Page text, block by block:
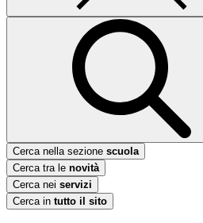
Cerca nella sezione scuola
Cerca tra le novità
Cerca nei servizi
Cerca in tutto il sito